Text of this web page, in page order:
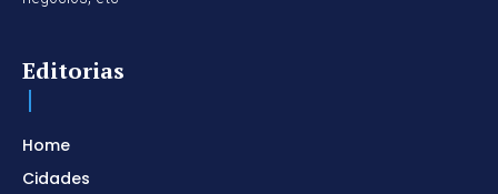
Editorias
Home
Cidades